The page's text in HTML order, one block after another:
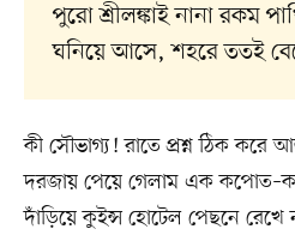
পুরো শ্রীলঙ্কাই নানা রকম
ঘনিয়ে আসে, শহরে ততই
কী সৌভাগ্য! রাতে প্রশ্ন ঠিক করে
দরজায় পেয়ে গেলাম এক
দাঁড়িয়ে কুইন্স হোটেল পেছনে